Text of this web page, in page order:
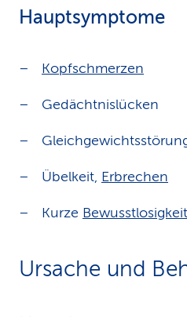
Hauptsymptome
Kopfschmerzen
Gedächtnislücken
Übelkeit, Erbrechen
Kurze Bewusstlosigkeit
Ursache und